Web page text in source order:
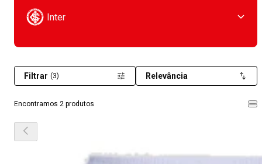
Inter
Encontramos 2 produtos
Filtrar (3) Relevância